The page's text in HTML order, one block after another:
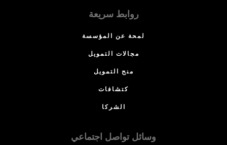
روابط سريعة
لمحة عن المؤسسة
مجالات التمويل
منح التمويل
كتشافات
الشركا
وسائل تواصل اجتماعي